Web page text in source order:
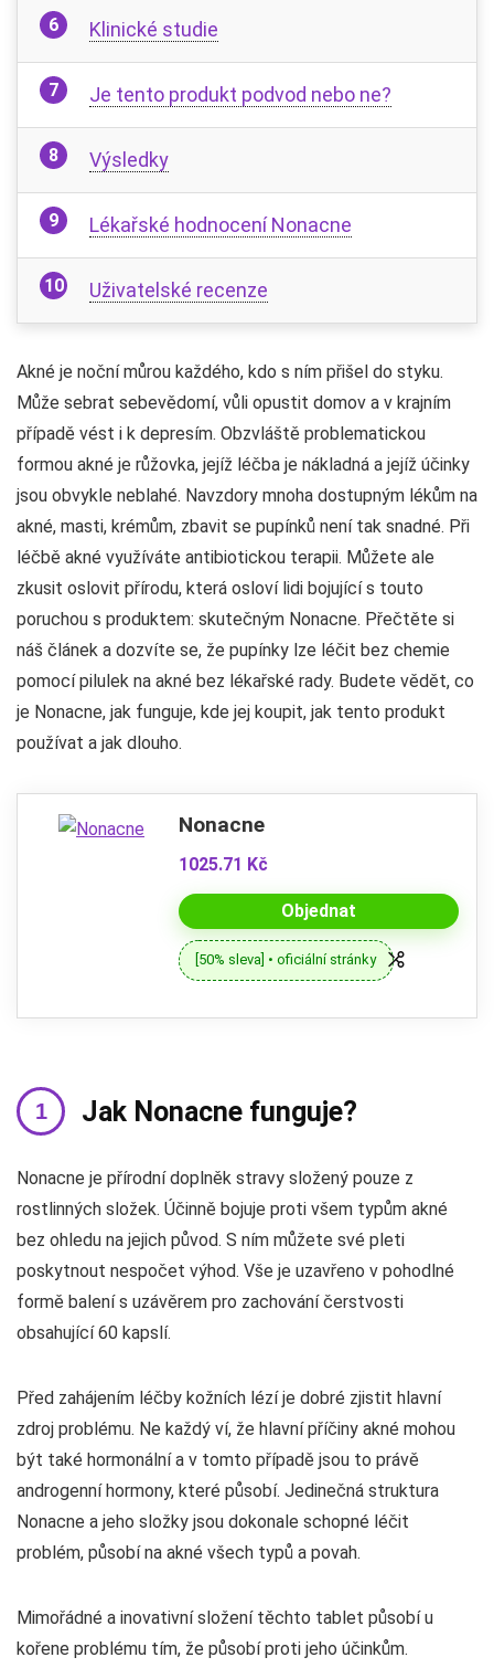
Klinické studie
Je tento produkt podvod nebo ne?
Výsledky
Lékařské hodnocení Nonacne
Uživatelské recenze
Akné je noční můrou každého, kdo s ním přišel do styku.
Může sebrat sebevědomí, vůli opustit domov a v krajním
případě vést i k depresím. Obzvláště problematickou
formou akné je růžovka, jejíž léčba je nákladná a jejíž účinky
jsou obvykle neblahé. Navzdory mnoha dostupným lékům na
akné, masti, krémům, zbavit se pupínků není tak snadné. Při
léčbě akné využíváte antibiotickou terapii. Můžete ale
zkusit oslovit přírodu, která osloví lidi bojující s touto
poruchou s produktem: skutečným Nonacne. Přečtěte si
náš článek a dozvíte se, že pupínky lze léčit bez chemie
pomocí pilulek na akné bez lékařské rady. Budete vědět, co
je Nonacne, jak funguje, kde jej koupit, jak tento produkt
používat a jak dlouho.
Nonacne
1025.71 Kč
Objednat
[50% sleva] • oficiální stránky
Jak Nonacne funguje?
Nonacne je přírodní doplněk stravy složený pouze z
rostlinných složek. Účinně bojuje proti všem typům akné
bez ohledu na jejich původ. S ním můžete své pleti
poskytnout nespočet výhod. Vše je uzavřeno v pohodlné
formě balení s uzávěrem pro zachování čerstvosti
obsahující 60 kapslí.
Před zahájením léčby kožních lézí je dobré zjistit hlavní
zdroj problému. Ne každý ví, že hlavní příčiny akné mohou
být také hormonální a v tomto případě jsou to právě
androgenní hormony, které působí. Jedinečná struktura
Nonacne a jeho složky jsou dokonale schopné léčit
problém, působí na akné všech typů a povah.
Mimořádné a inovativní složení těchto tablet působí u
kořene problému tím, že působí proti jeho účinkům.